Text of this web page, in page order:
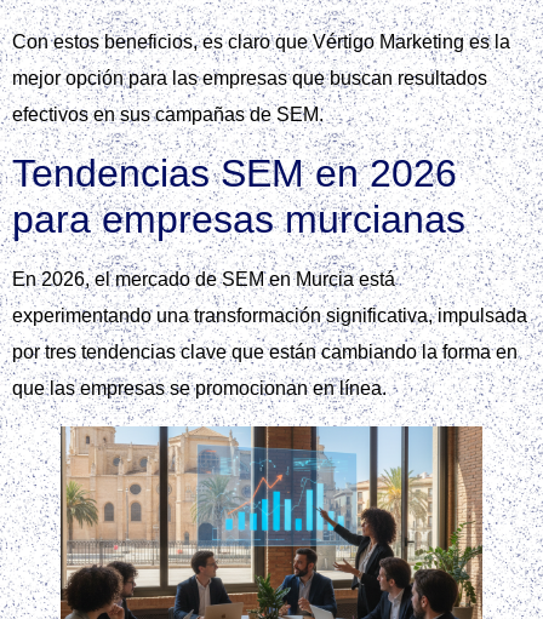
Con estos beneficios, es claro que Vértigo Marketing es la
mejor opción para las empresas que buscan resultados
efectivos en sus campañas de SEM.
Tendencias SEM en 2026
para empresas murcianas
En 2026, el mercado de SEM en Murcia está
experimentando una transformación significativa, impulsada
por tres tendencias clave que están cambiando la forma en
que las empresas se promocionan en línea.